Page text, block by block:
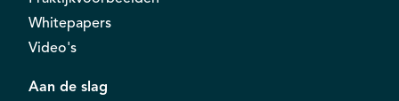
Whitepapers
Video's
Aan de slag